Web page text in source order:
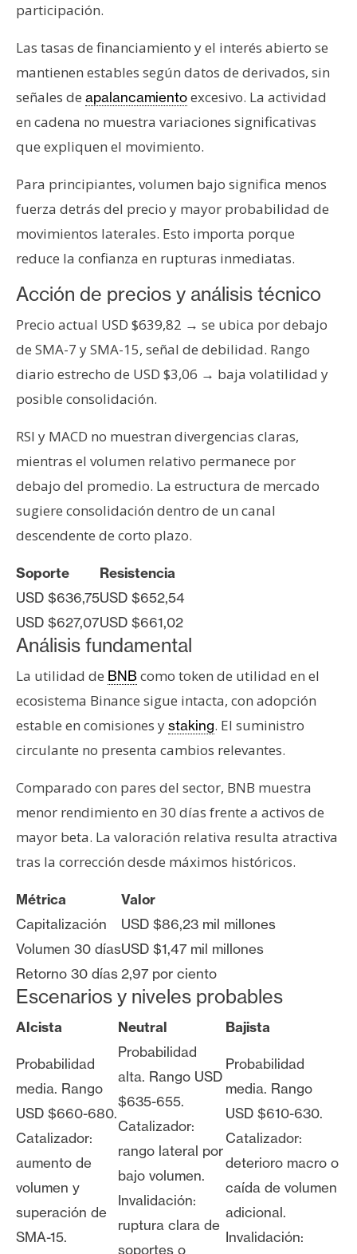
u
s
o
s
C
o
n
t
a
c
o
P
u
b
l
c
i
a
d
participación.
Las tasas de financiamiento y el interés abierto se
mantienen estables según datos de derivados, sin
señales de apalancamientoexcesivo. La actividad
en cadena no muestra variaciones significativas
que expliquen el movimiento.
Para principiantes, volumen bajo significa menos
fuerza detrás del precio y mayor probabilidad de
movimientos laterales. Esto importa porque
reduce la confianza en rupturas inmediatas.
Acción de precios y análisis técnico
Precio actual USD $639,82 → se ubica por debajo
de SMA-7 y SMA-15, señal de debilidad. Rango
diario estrecho de USD $3,06 → baja volatilidad y
posible consolidación.
RSI y MACD no muestran divergencias claras,
mientras el volumen relativo permanece por
debajo del promedio. La estructura de mercado
sugiere consolidación dentro de un canal
descendente de corto plazo.
Soporte
Resistencia
USD $636,75USD $652,54
USD $627,07USD $661,02
Análisis fundamental
La utilidad de BNB como token de utilidad en el
ecosistema Binance sigue intacta, con adopción
estable en comisiones ystaking. El suministro
circulante no presenta cambios relevantes.
Comparado con pares del sector, BNB muestra
menor rendimiento en 30 días frente a activos de
mayor beta. La valoración relativa resulta atractiva
tras la corrección desde máximos históricos.
Métrica
Valor
Capitalización
USD $86,23 mil millones
Volumen 30 díasUSD $1,47 mil millones
Retorno 30 días 2,97 por ciento
Escenarios y niveles probables
Alcista Neutral Bajista
Probabilidad
media. Rango
USD $660-680.
Catalizador:
aumento de
volumen y
superación de
SMA-15.
Probabilidad
alta. Rango USD
$635-655.
Catalizador:
rango lateral por
bajo volumen.
Invalidación:
ruptura clara de
soportes o
Probabilidad
media. Rango
USD $610-630.
Catalizador:
deterioro macro o
caída de volumen
adicional.
Invalidación: